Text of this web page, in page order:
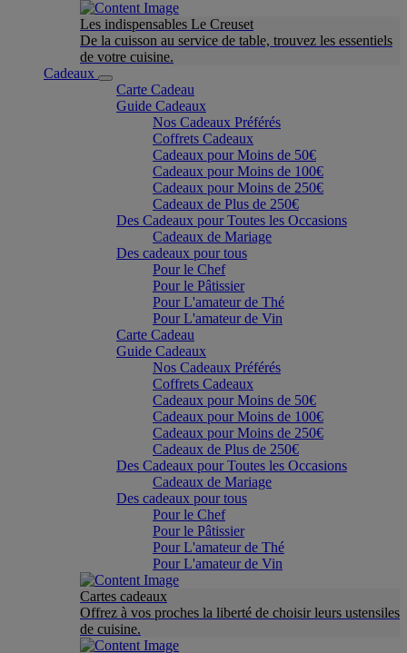
Les indispensables Le Creuset
De la cuisson au service de table, trouvez les essentiels
de votre cuisine.
Cadeaux
Carte Cadeau
Guide Cadeaux
Nos Cadeaux Préférés
Coffrets Cadeaux
Cadeaux pour Moins de 50€
Cadeaux pour Moins de 100€
Cadeaux pour Moins de 250€
Cadeaux de Plus de 250€
Des Cadeaux pour Toutes les Occasions
Cadeaux de Mariage
Des cadeaux pour tous
Pour le Chef
Pour le Pâtissier
Pour L'amateur de Thé
Pour L'amateur de Vin
Carte Cadeau
Guide Cadeaux
Nos Cadeaux Préférés
Coffrets Cadeaux
Cadeaux pour Moins de 50€
Cadeaux pour Moins de 100€
Cadeaux pour Moins de 250€
Cadeaux de Plus de 250€
Des Cadeaux pour Toutes les Occasions
Cadeaux de Mariage
Des cadeaux pour tous
Pour le Chef
Pour le Pâtissier
Pour L'amateur de Thé
Pour L'amateur de Vin
Cartes cadeaux
Offrez à vos proches la liberté de choisir leurs ustensiles
de cuisine.